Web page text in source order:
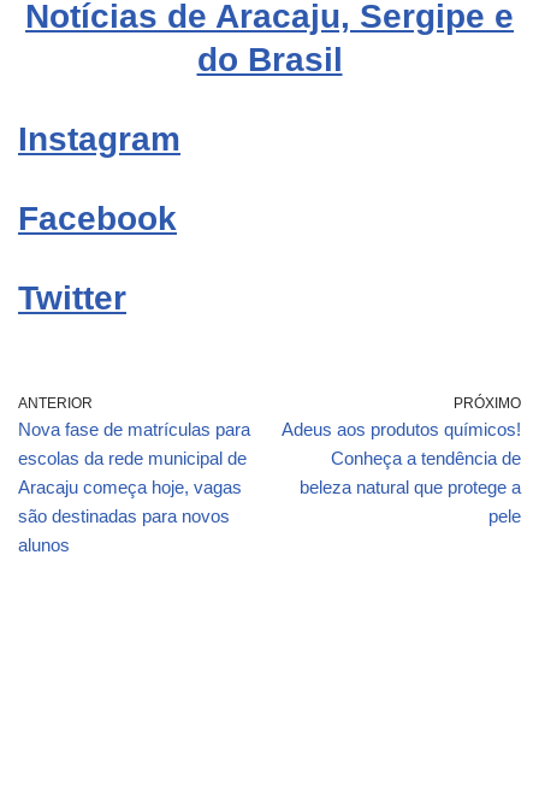
Notícias de Aracaju, Sergipe e
do Brasil
Instagram
Facebook
Twitter
ANTERIOR
Nova fase de matrículas para
escolas da rede municipal de
Aracaju começa hoje, vagas
são destinadas para novos
alunos
PRÓXIMO
Adeus aos produtos químicos!
Conheça a tendência de
beleza natural que protege a
pele